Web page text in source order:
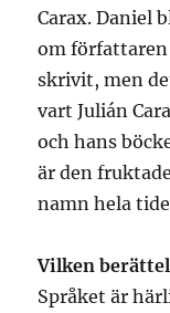
Carax. Daniel
om författaren
skrivit, men
vart Julián
och hans
är den
namn hela
Vilken
Språket är